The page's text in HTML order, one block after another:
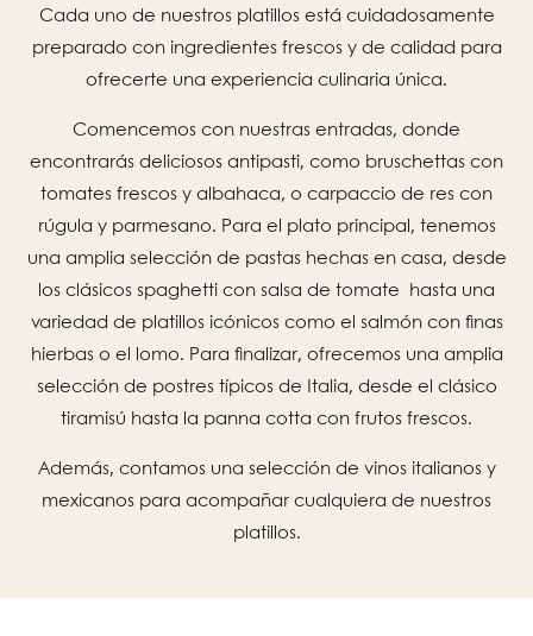
Cada uno de nuestros platillos está cuidadosamente
preparado con ingredientes frescos y de calidad para
ofrecerte una experiencia culinaria única.
Comencemos con nuestras entradas, donde
encontrarás deliciosos antipasti, como bruschettas con
tomates frescos y albahaca, o carpaccio de res con
rúgula y parmesano. Para el plato principal, tenemos
una amplia selección de pastas hechas en casa, desde
los clásicos spaghetti con salsa de tomate hasta una
variedad de platillos icónicos como el salmón con finas
hierbas o el lomo. Para finalizar, ofrecemos una amplia
selección de postres típicos de Italia, desde el clásico
tiramisú hasta la panna cotta con frutos frescos.
Además, contamos una selección de vinos italianos y
mexicanos para acompañar cualquiera de nuestros
platillos.